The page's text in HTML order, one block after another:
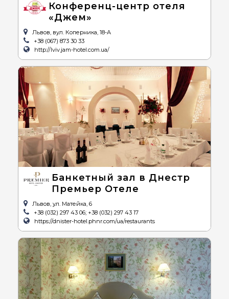
Конференц-центр отеля
«Джем»
Львов, вул. Коперника, 18-А
+38 (067) 873 30 33
http://lviv.jam-hotel.com.ua/
Банкетный зал в Днестр
Премьер Отеле
Львов, ул. Матейка, 6
+38 (032) 297 43 06; +38 (032) 297 43 17
https://dnister-hotel.phnr.com/ua/restaurants